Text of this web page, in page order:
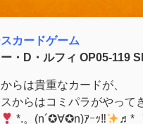
カードゲーム
・D・ルフィ OP05-119
らは貴重なカードが、
からはコミパラがやって
*.。(n´✪∀✪n)ｱｰｯ‼ ♬*